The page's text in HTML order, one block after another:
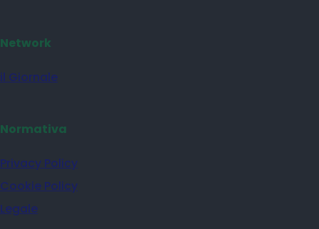
Network
il Giornale
Normativa
Privacy Policy
Cookie Policy
Legale